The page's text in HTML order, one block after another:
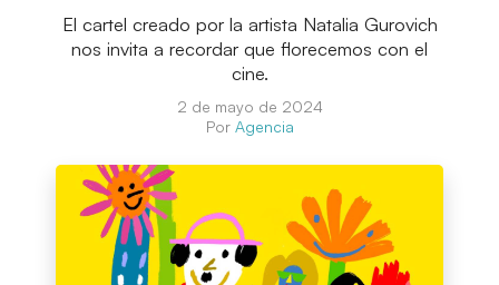
El cartel creado por la artista Natalia Gurovich
nos invita a recordar que florecemos con el
cine.
2 de mayo de 2024
Por Agencia